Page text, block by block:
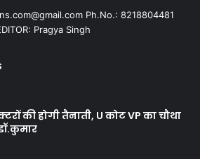
Ph.No.: 8218804481
Pragya Singh
की होगी तैनाती, U कोट VP का चौथा